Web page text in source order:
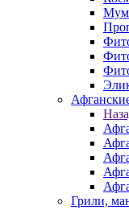
Грили,